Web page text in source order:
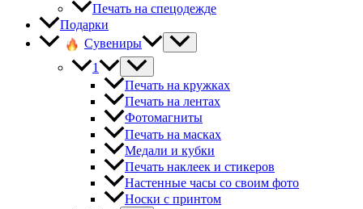
Печать на спецодежде
Подарки
Сувениры
1
Печать на кружках
Печать на лентах
Фотомагниты
Печать на масках
Медали и кубки
Печать наклеек и стикеров
Настенные часы со своим фото
Носки с принтом